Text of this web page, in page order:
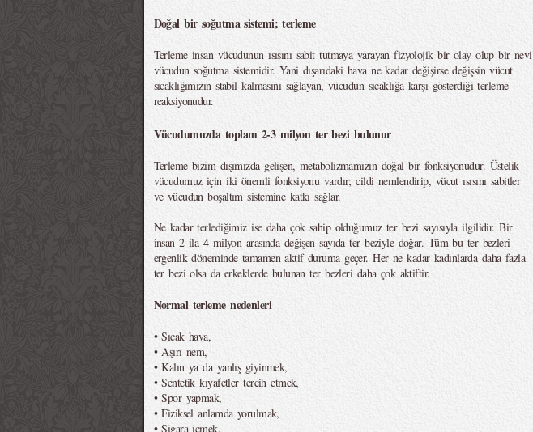
Doğal bir soğutma sistemi; terleme
Terleme insan vücudunun ısısını sabit tutmaya yarayan fizyolojik bir olay olup bir nevi
vücudun soğutma sistemidir. Yani dışarıdaki hava ne kadar değişirse değişsin vücut
sıcaklığımızın stabil kalmasını sağlayan, vücudun sıcaklığa karşı gösterdiği terleme
reaksiyonudur.
Vücudumuzda toplam 2-3 milyon ter bezi bulunur
Terleme bizim dışımızda gelişen, metabolizmamızın doğal bir fonksiyonudur. Üstelik
vücudumuz için iki önemli fonksiyonu vardır; cildi nemlendirip, vücut ısısını sabitler
ve vücudun boşaltım sistemine katkı sağlar.
Ne kadar terlediğimiz ise daha çok sahip olduğumuz ter bezi sayısıyla ilgilidir. Bir
insan 2 ila 4 milyon arasında değişen sayıda ter beziyle doğar. Tüm bu ter bezleri
ergenlik döneminde tamamen aktif duruma geçer. Her ne kadar kadınlarda daha fazla
ter bezi olsa da erkeklerde bulunan ter bezleri daha çok aktiftir.
Normal terleme nedenleri
• Sıcak hava,
• Aşırı nem,
• Kalın ya da yanlış giyinmek,
• Sentetik kıyafetler tercih etmek,
• Spor yapmak,
• Fiziksel anlamda yorulmak,
• Sigara içmek,